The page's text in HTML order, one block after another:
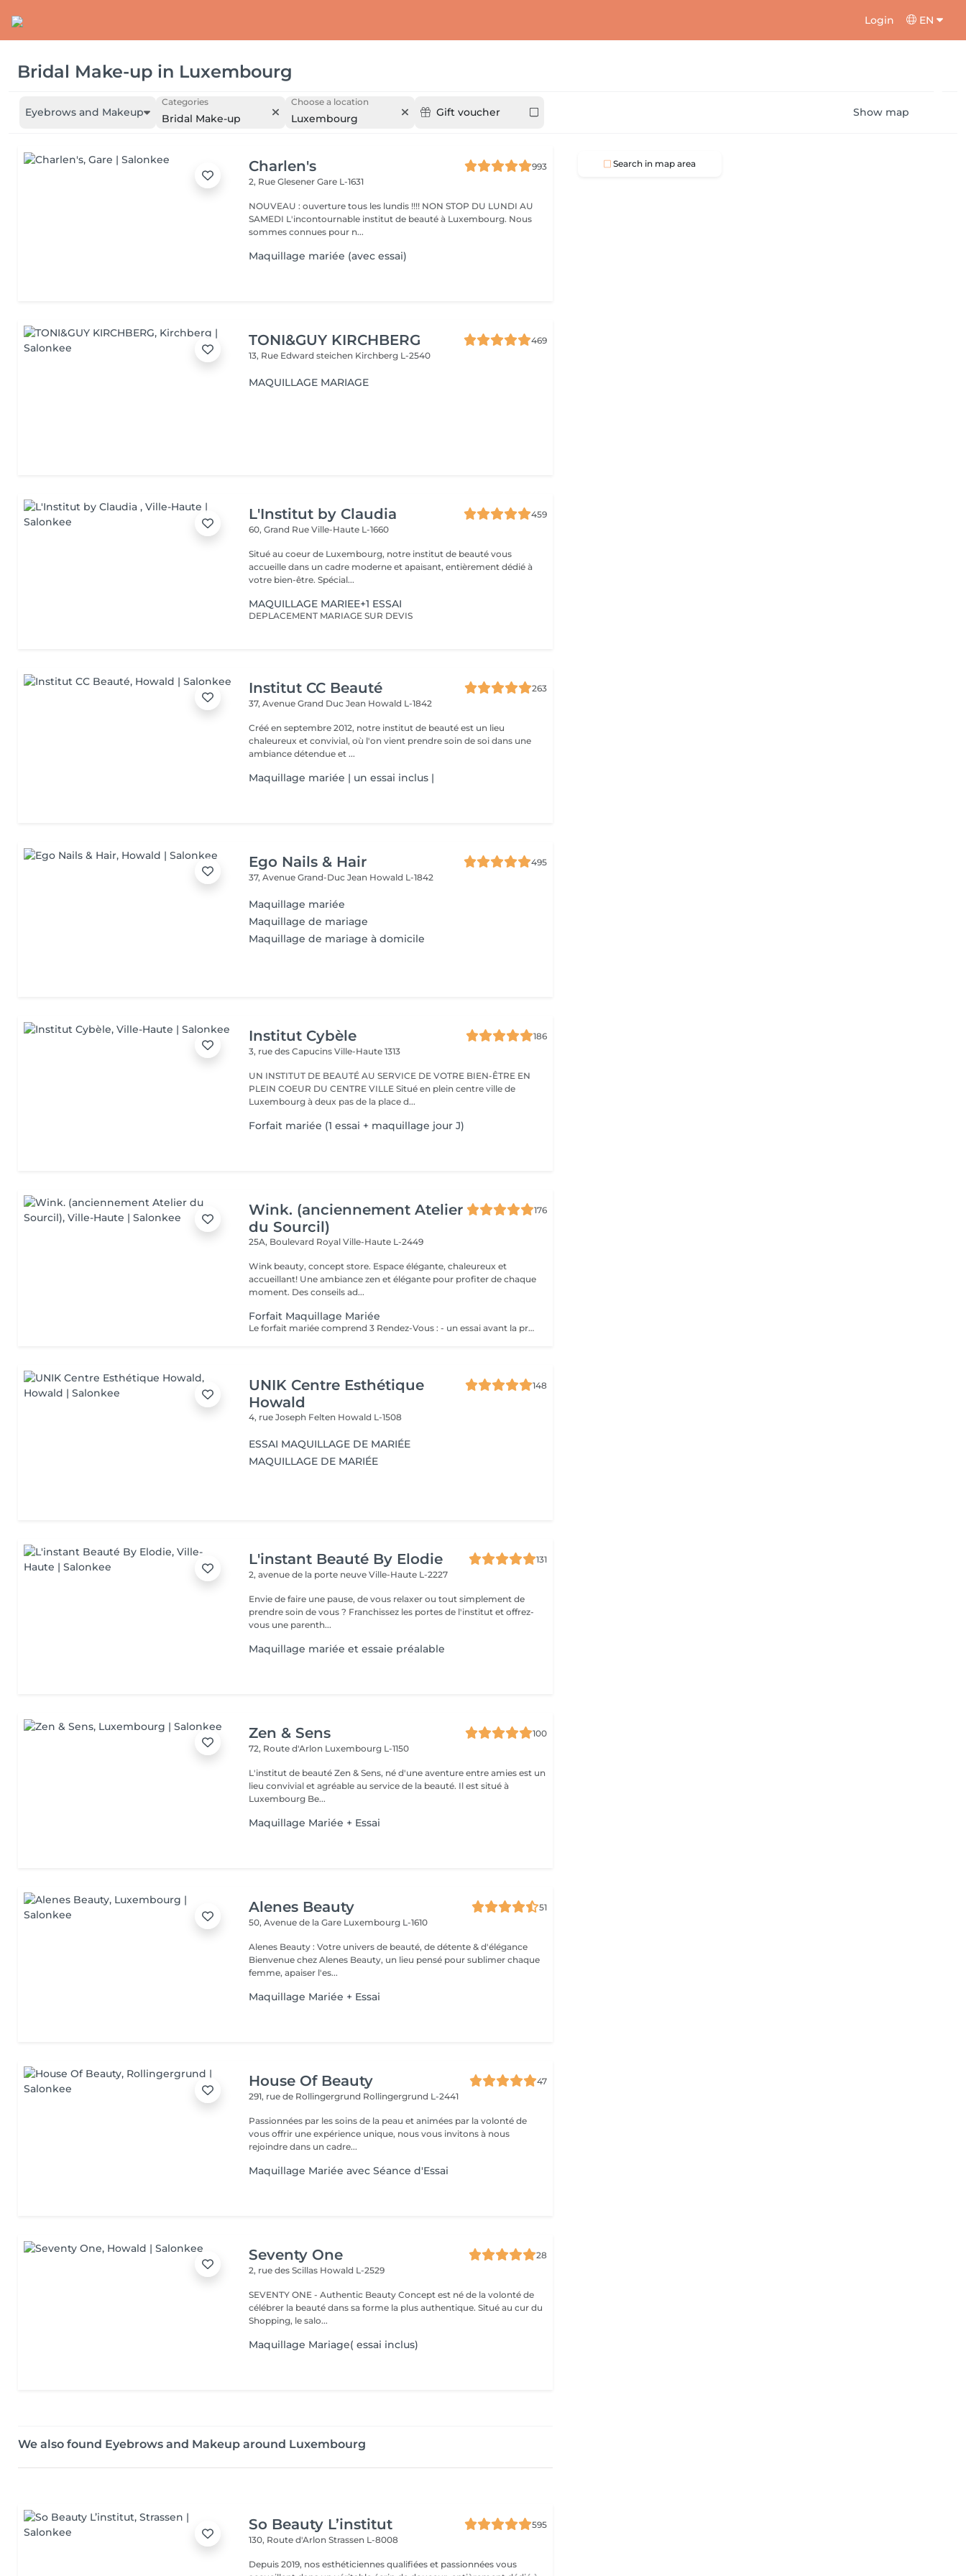
Login EN
Bridal Make-up in Luxembourg
Eyebrows and Makeup
Categories
Bridal Make-up
Choose a location
Luxembourg Gift voucher Show map
Charlen's
993
2, Rue GlesenerGare L-1631
NOUVEAU : ouverture tous les lundis !!!! NON STOP DU LUNDI AU
SAMEDI L'incontournable institut de beauté à Luxembourg. Nous
sommes connues pour n...
Maquillage mariée (avec essai)
TONI&GUY KIRCHBERG
469
13, Rue Edward steichen Kirchberg L-2540
MAQUILLAGE MARIAGE
L'Institut by Claudia
459
60, Grand RueVille-Haute L-1660
Situé au coeur de Luxembourg, notre institut de beauté vous
accueille dans un cadre moderne et apaisant, entièrement dédié à
votre bien-être. Spécial...
MAQUILLAGE MARIEE+1 ESSAI
DEPLACEMENT MARIAGE SUR DEVIS
Institut CC Beauté
263
37, Avenue Grand Duc Jean Howald L-1842
Créé en septembre 2012, notre institut de beauté est un lieu
chaleureux et convivial, où l'on vient prendre soin de soi dans une
ambiance détendue et ...
Maquillage mariée | un essai inclus |
Ego Nails & Hair
495
37, Avenue Grand-Duc Jean Howald L-1842
Maquillage mariée
Maquillage de mariage
Maquillage de mariage à domicile
Institut Cybèle
186
3, rue des CapucinsVille-Haute 1313
UN INSTITUT DE BEAUTÉ AU SERVICE DE VOTRE BIEN-ÊTRE EN
PLEIN COEUR DU CENTRE VILLE Situé en plein centre ville de
Luxembourg à deux pas de la place d...
Forfait mariée (1 essai + maquillage jour J)
Wink. (anciennement Atelier
du Sourcil)
176
25A, Boulevard RoyalVille-Haute L-2449
Wink beauty, concept store. Espace élégante, chaleureux et
accueillant! Une ambiance zen et élégante pour profiter de chaque
moment. Des conseils ad...
Forfait Maquillage Mariée
Le forfait mariée comprend 3 Rendez-Vous : - un essai avant la prestation du jour J ( Afin de déterminer vos besoins, vos envies, la thématique de cette journée ) - une épilation des sourcils ( Pour ouvrir, & sublimer le regard ) - Maquillage Jour J ( Réalisation du maquillage décidé lors du rendez-vous test )
UNIK Centre Esthétique
Howald
148
4, rue Joseph Felten Howald L-1508
ESSAI MAQUILLAGE DE MARIÉE
MAQUILLAGE DE MARIÉE
L'instant Beauté By Elodie
131
2, avenue de la porte neuveVille-Haute L-2227
Envie de faire une pause, de vous relaxer ou tout simplement de
prendre soin de vous ? Franchissez les portes de l'institut et offrez-
vous une parenth...
Maquillage mariée et essaie préalable
Zen & Sens
100
72, Route d'Arlon Luxembourg L-1150
L'institut de beauté Zen & Sens, né d'une aventure entre amies est un
lieu convivial et agréable au service de la beauté. Il est situé à
Luxembourg Be...
Maquillage Mariée + Essai
Alenes Beauty
51
50, Avenue de la Gare Luxembourg L-1610
Alenes Beauty : Votre univers de beauté, de détente & d'élégance
Bienvenue chez Alenes Beauty, un lieu pensé pour sublimer chaque
femme, apaiser l'es...
Maquillage Mariée + Essai
House Of Beauty
47
291, rue de Rollingergrund Rollingergrund L-2441
Passionnées par les soins de la peau et animées par la volonté de
vous offrir une expérience unique, nous vous invitons à nous
rejoindre dans un cadre...
Maquillage Mariée avec Séance d'Essai
Seventy One
28
2, rue des Scillas Howald L-2529
SEVENTY ONE - Authentic Beauty Concept est né de la volonté de
célébrer la beauté dans sa forme la plus authentique. Situé au cur du
Shopping, le salo...
Maquillage Mariage( essai inclus)
We also found Eyebrows and Makeup around Luxembourg
So Beauty L’institut
595
130, Route d'ArlonStrassen L-8008
Depuis 2019, nos esthéticiennes qualifiées et passionnées vous
Search in map area